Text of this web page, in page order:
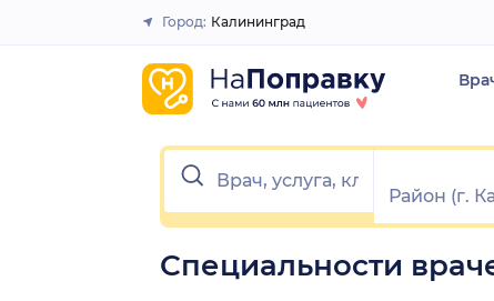
Закрыть
Город: Калининград
Специальности